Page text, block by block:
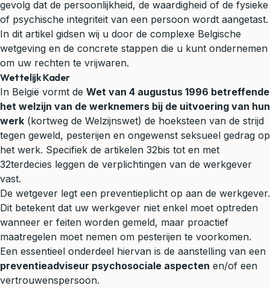
gevolg dat de persoonlijkheid, de waardigheid of de fysieke
of psychische integriteit van een persoon wordt aangetast.
In dit artikel gidsen wij u door de complexe Belgische
wetgeving en de concrete stappen die u kunt ondernemen
om uw rechten te vrijwaren.
Wettelijk Kader
In België vormt de Wet van 4 augustus 1996 betreffende
het welzijn van de werknemers bij de uitvoering van hun
werk (kortweg de Welzijnswet) de hoeksteen van de strijd
tegen geweld, pesterijen en ongewenst seksueel gedrag op
het werk. Specifiek de artikelen 32bis tot en met
32terdecies leggen de verplichtingen van de werkgever
vast.
De wetgever legt een preventieplicht op aan de werkgever.
Dit betekent dat uw werkgever niet enkel moet optreden
wanneer er feiten worden gemeld, maar proactief
maatregelen moet nemen om pesterijen te voorkomen.
Een essentieel onderdeel hiervan is de aanstelling van een
preventieadviseur psychosociale aspecten en/of een
vertrouwenspersoon.